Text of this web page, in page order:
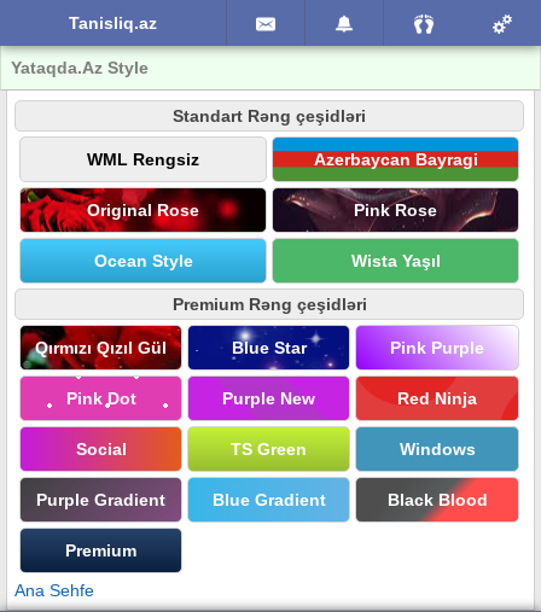
Tanisliq.az
Yataqda.Az Style
Standart Rəng çeşidləri
WML Rengsiz Azerbaycan Bayragi
Original Rose Pink Rose
Ocean Style Wista Yaşıl
Premium Rəng çeşidləri
Qırmızı Qızıl Gül Blue Star Pink Purple
Pink Dot Purple New Red Ninja
Social TS Green Windows
Purple Gradient Blue Gradient Black Blood
Premium
Ana Sehfe